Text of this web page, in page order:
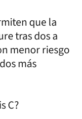
que la
tras dos a
menor riesgo
más
C?